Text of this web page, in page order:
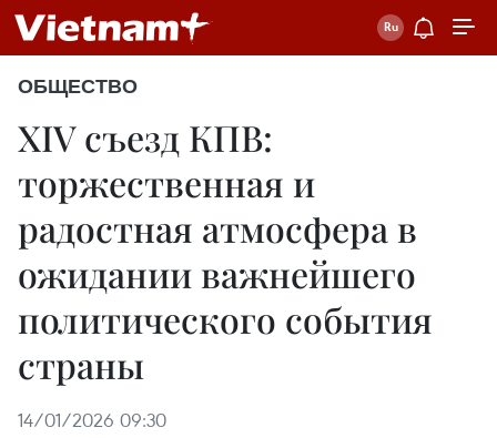
ОБЩЕСТВО
XIV съезд КПВ:
торжественная и
радостная атмосфера в
ожидании важнейшего
политического события
страны
14/01/2026 09:30